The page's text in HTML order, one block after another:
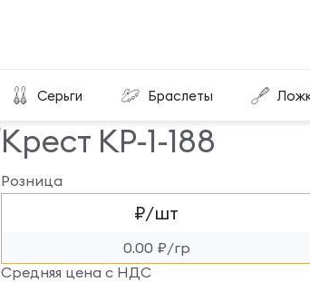
Серьги Браслеты
Крест КР-1-188
Розница
₽/шт
0.00 ₽/гр
Средняя цена с НДС